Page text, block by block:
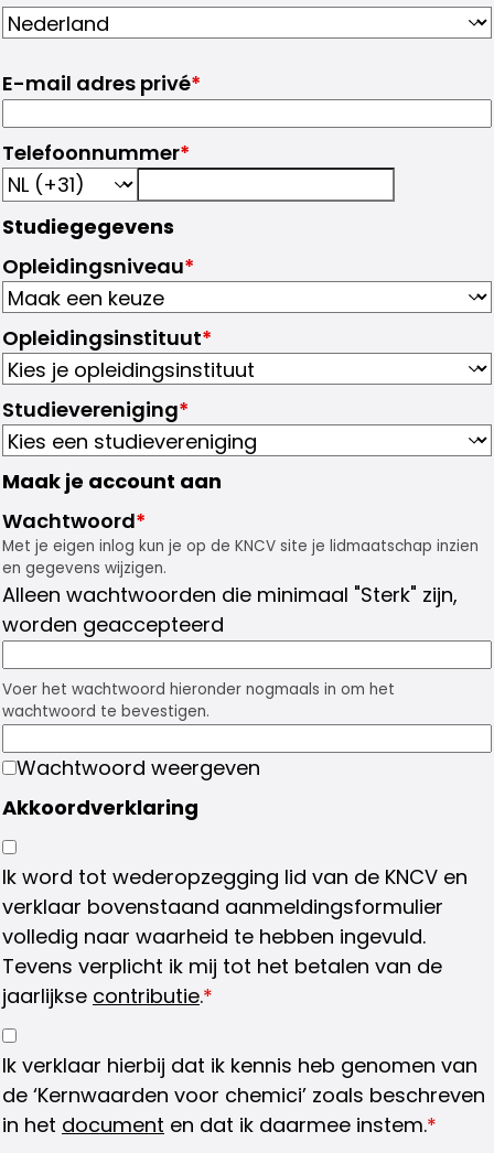
E-mail adres privé*
Telefoonnummer*
Studiegegevens
Opleidingsniveau*
Opleidingsinstituut*
Studievereniging*
Maak je account aan
Wachtwoord*
Met je eigen inlog kun je op de KNCV site je lidmaatschap inzien
en gegevens wijzigen.
Alleen wachtwoorden die minimaal "Sterk" zijn,
worden geaccepteerd
Voer het wachtwoord hieronder nogmaals in om het
wachtwoord te bevestigen.
Wachtwoord weergeven
Akkoordverklaring
Ik word tot wederopzegging lid van de KNCV en
verklaar bovenstaand aanmeldingsformulier
volledig naar waarheid te hebben ingevuld.
Tevens verplicht ik mij tot het betalen van de
jaarlijkse contributie.*
Ik verklaar hierbij dat ik kennis heb genomen van
de ‘Kernwaarden voor chemici’ zoals beschreven
in het document en dat ik daarmee instem.*